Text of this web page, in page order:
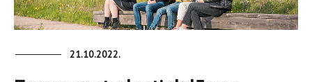
21.10.2022.